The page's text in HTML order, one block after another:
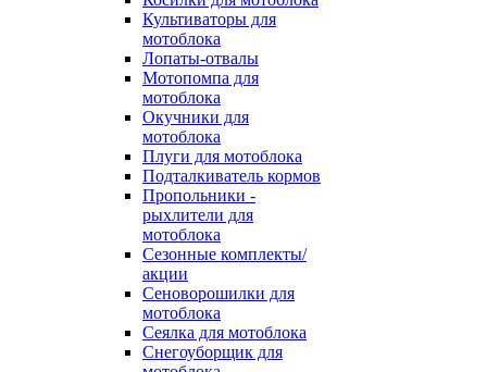
Культиваторы для
мотоблока
Лопаты-отвалы
Мотопомпа для
мотоблока
Окучники для
мотоблока
Плуги для мотоблока
Подталкиватель кормов
Пропольники -
рыхлители для
мотоблока
Сезонные комплекты/
акции
Сеноворошилки для
мотоблока
Сеялка для мотоблока
Снегоуборщик для